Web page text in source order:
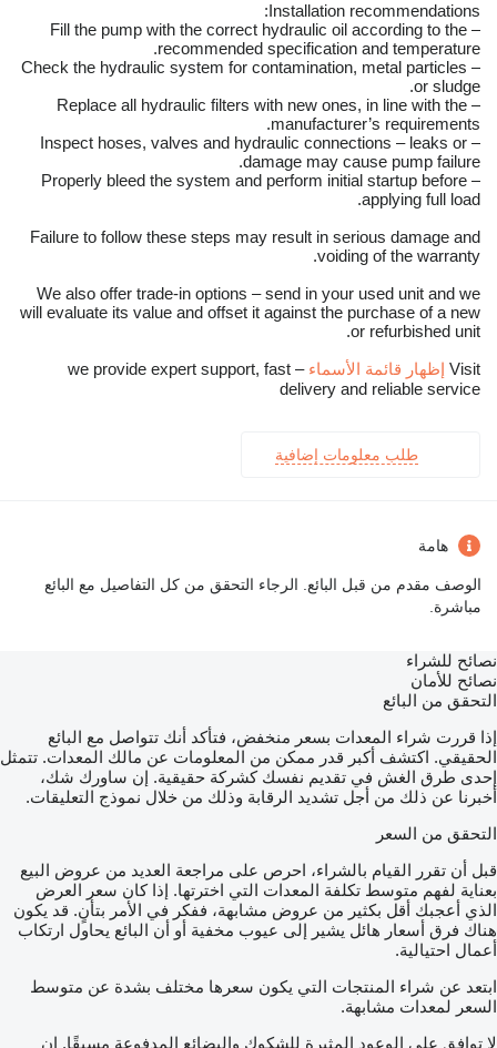
Installation recommendations:
– Fill the pump with the correct hydraulic oil according to the
recommended specification and temperature.
– Check the hydraulic system for contamination, metal particles
or sludge.
– Replace all hydraulic filters with new ones, in line with the
manufacturer’s requirements.
– Inspect hoses, valves and hydraulic connections – leaks or
damage may cause pump failure.
– Properly bleed the system and perform initial startup before
applying full load.
Failure to follow these steps may result in serious damage and
voiding of the warranty.
We also offer trade-in options – send in your used unit and we
will evaluate its value and offset it against the purchase of a new
or refurbished unit.
Visit إظهار قائمة الأسماء
– we provide expert support, fast
delivery and reliable service
طلب معلومات إضافية
هامة
الوصف مقدم من قبل البائع. الرجاء التحقق من كل التفاصيل مع البائع
مباشرة.
نصائح للشراء
نصائح للأمان
التحقق من البائع
إذا قررت شراء المعدات بسعر منخفض، فتأكد أنك تتواصل مع البائع
الحقيقي. اكتشف أكبر قدر ممكن من المعلومات عن مالك المعدات. تتمثل
إحدى طرق الغش في تقديم نفسك كشركة حقيقية. إن ساورك شك،
أخبرنا عن ذلك من أجل تشديد الرقابة وذلك من خلال نموذج التعليقات.
التحقق من السعر
قبل أن تقرر القيام بالشراء، احرص على مراجعة العديد من عروض البيع
بعناية لفهم متوسط تكلفة المعدات التي اخترتها. إذا كان سعر العرض
الذي أعجبك أقل بكثير من عروض مشابهة، ففكر في الأمر بتأنٍ. قد يكون
هناك فرق أسعار هائل يشير إلى عيوب مخفية أو أن البائع يحاول ارتكاب
أعمال احتيالية.
ابتعد عن شراء المنتجات التي يكون سعرها مختلف بشدة عن متوسط
السعر لمعدات مشابهة.
لا توافق على الوعود المثيرة للشكوك والبضائع المدفوعة مسبقًا. إن